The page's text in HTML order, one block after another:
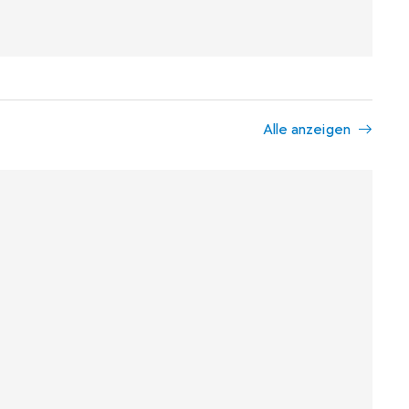
Alle anzeigen